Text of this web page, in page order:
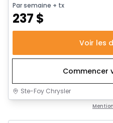
Par semaine + tx
237 $
Voir les
Commencer
Ste-Foy Chrysler